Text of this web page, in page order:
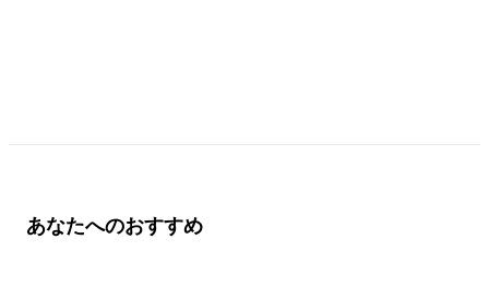
あなたへのおすすめ